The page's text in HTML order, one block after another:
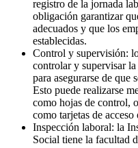
registro de la jornada
obligación garantizar
adecuados y que los
establecidas.
Control y supervisión:
controlar y supervisar
para asegurarse de que
Esto puede realizarse
como hojas de control,
como tarjetas de
Inspección laboral: la
Social tiene la facultad